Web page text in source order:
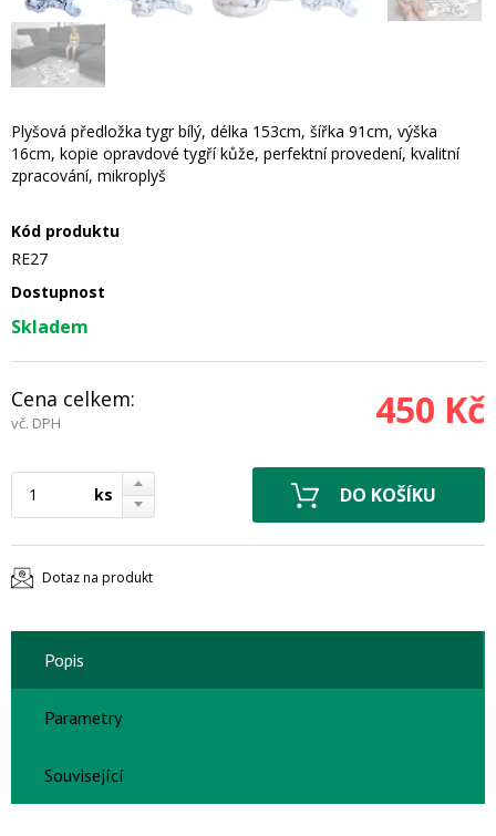
Plyšová předložka tygr bílý, délka 153cm, šířka 91cm, výška
16cm, kopie opravdové tygří kůže, perfektní provedení, kvalitní
zpracování, mikroplyš
Kód produktu
RE27
Dostupnost
Skladem
Cena celkem:
vč. DPH 450 Kč
ks
Dotaz na produkt
Popis
Parametry
Související